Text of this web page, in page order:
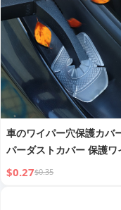
車のワイパー穴保護カバ
パーダストカバー 保護ワ
カバー 落ち葉防止シリコ
$0.27$0.35